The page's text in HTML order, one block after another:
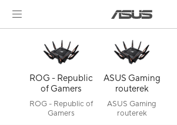
ROG - Republic
of Gamers
ROG - Republic of
Gamers
ASUS Gaming
routerek
ASUS Gaming
routerek